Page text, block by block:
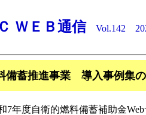
ＷＥＢ通信 Vol.142
備蓄推進事業 導入事例集
7年度自衛的燃料備蓄補助金